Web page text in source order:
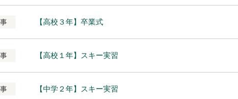
【高校３年】卒業式
【高校１年】スキー実習
【中学２年】スキー実習